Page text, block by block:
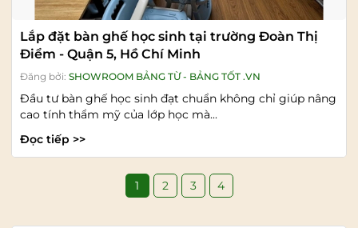
Lắp đặt bàn ghế học sinh tại trường Đoàn Thị
Điểm - Quận 5, Hồ Chí Minh
Đăng bởi: SHOWROOM BẢNG TỪ - BẢNG TỐT .VN
Đầu tư bàn ghế học sinh đạt chuẩn không chỉ giúp nâng
cao tính thẩm mỹ của lớp học mà...
Đọc tiếp >>
1 2 3 4